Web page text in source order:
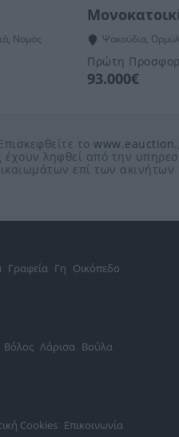
Νομός
Ψακούδια,
Πρώτη
93.000€
το
έχουν ληφθεί από την
επί των ακινήτων
Γραφεία Γη Οικόπεδο
Βόλος Λάρισα Βούλα
Cookies Επικοινωνία